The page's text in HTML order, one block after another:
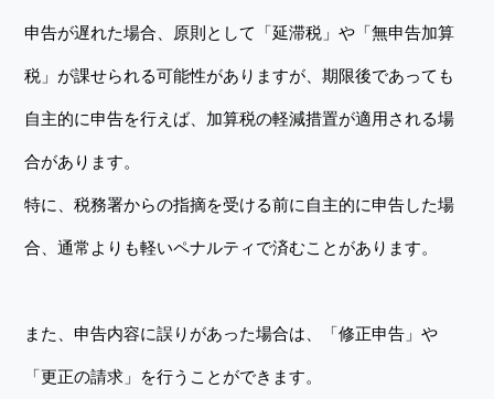
申告が遅れた場合、原則として「延滞税」や「無申告加算
税」が課せられる可能性がありますが、期限後であっても
自主的に申告を行えば、加算税の軽減措置が適用される場
合があります。
特に、税務署からの指摘を受ける前に自主的に申告した場
合、通常よりも軽いペナルティで済むことがあります。
また、申告内容に誤りがあった場合は、「修正申告」や
「更正の請求」を行うことができます。